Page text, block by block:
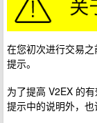
在您初次进行交易
提示。
为了提高 V2EX 的
提示中的说明外，也